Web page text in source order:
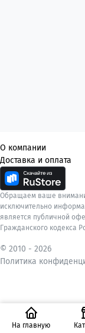
На главную
О компании
Доставка и оплата
Обращаем ваше
исключительно
является публичной
Гражданского кодекса
© 2010 - 2026
Политика